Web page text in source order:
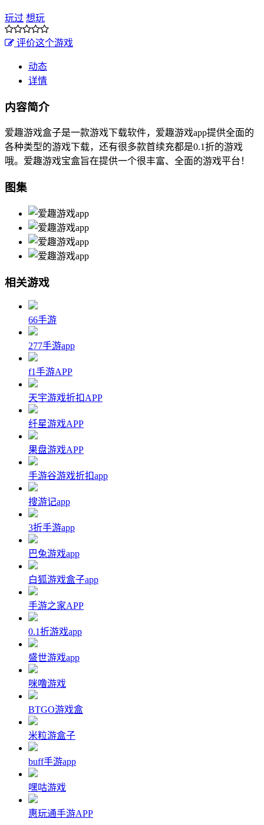
玩过 想玩
评价这个游戏
动态
详情
内容简介
爱趣游戏盒子是一款游戏下载软件，爱趣游戏app提供全面的
各种类型的游戏下载，还有很多款首续充都是0.1折的游戏
哦。爱趣游戏宝盒旨在提供一个很丰富、全面的游戏平台！
图集
相关游戏
66手游
277手游app
f1手游APP
天宇游戏折扣APP
纤星游戏APP
果盘游戏APP
手游谷游戏折扣app
搜游记app
3折手游app
巴兔游戏app
白狐游戏盒子app
手游之家APP
0.1折游戏app
盛世游戏app
咪噜游戏
BTGO游戏盒
米粒游盒子
buff手游app
嘿咕游戏
惠玩通手游APP